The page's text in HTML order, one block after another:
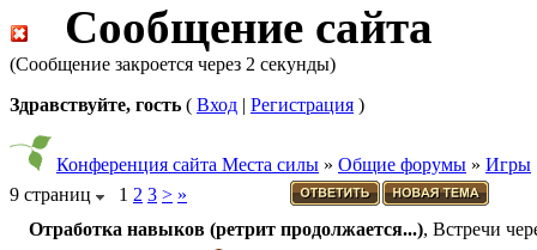
Сообщение сайта
(Сообщение закроется через 2 секунды)
Здравствуйте, гость ( Вход | Регистрация )
Конференция сайта Места силы » Общие форумы » Игры
9 страниц
1 2 3 > »
Отработка навыков (ретрит продолжается...), Встречи